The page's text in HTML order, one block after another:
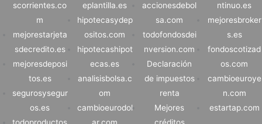
scorrientes.co
m
mejorestarjeta
sdecredito.es
mejoresdeposi
tos.es
segurosysegur
os.es
eplantilla.es
hipotecasydep
ositos.com
hipotecashipot
ecas.es
analisisbolsa.c
om
cambioeurodol
accionesdebol
sa.com
todofondosdei
nversion.com
Declaración
de impuestos
renta
Mejores
ntinuo.es
mejoresbroker
s.es
fondoscotizad
os.com
cambioeuroye
n.com
estartap.com